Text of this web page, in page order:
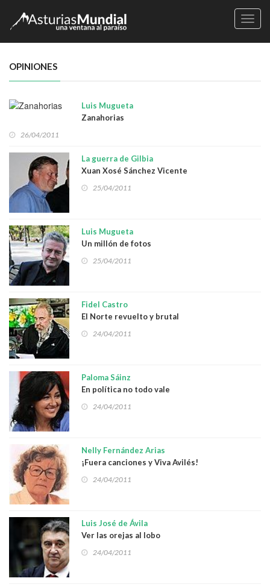
OPINIONES
Luis Mugueta
Zanahorias
26/04/2011
La guerra de Gilbia
Xuan Xosé Sánchez Vicente
25/04/2011
Luis Mugueta
Un millón de fotos
25/04/2011
Fidel Castro
El Norte revuelto y brutal
24/04/2011
Paloma Sáinz
En política no todo vale
24/04/2011
Nelly Fernández Arias
¡Fuera canciones y Viva Avilés!
24/04/2011
Luis José de Ávila
Ver las orejas al lobo
24/04/2011